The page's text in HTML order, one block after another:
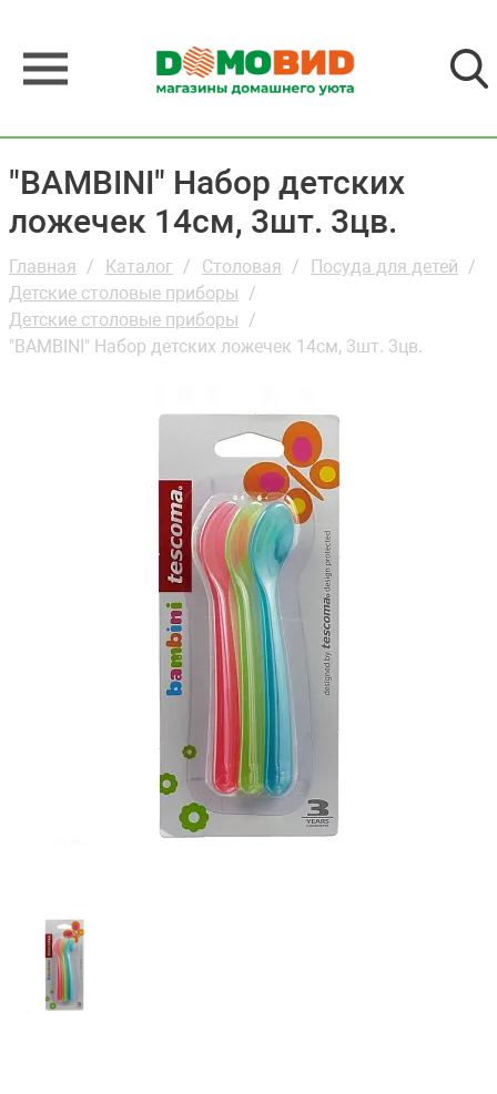
"BAMBINI" Набор детских
ложечек 14см, 3шт. 3цв.
Главная Каталог Столовая
Посуда для детей
Детские столовые приборы
Детские столовые приборы
"BAMBINI" Набор детских ложечек 14см, 3шт. 3цв.